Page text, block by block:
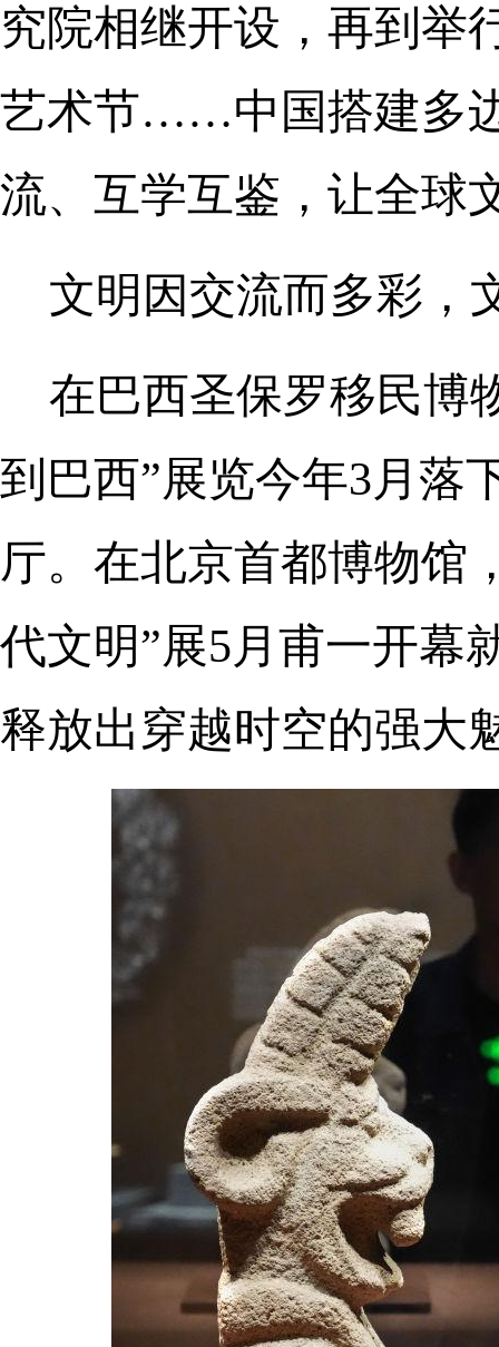
究院相继开设，再到举
艺术节……中国搭建多
流、互学互鉴，让全球
文明因交流而多彩，
在巴西圣保罗移民
到巴西”展览今年3月落
厅。在北京首都博物馆
代文明”展5月甫一开幕
释放出穿越时空的强大